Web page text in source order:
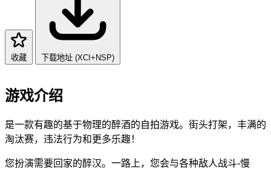
收藏 下载地址 (XCI+NSP)
游戏介绍
是一款有趣的基于物理的醉酒的自拍游戏。街头打架，丰满的
淘汰赛，违法行为和更多乐趣！
您扮演需要回家的醉汉。一路上，您会与各种敌人战斗-慢